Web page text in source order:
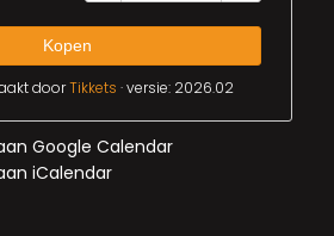
Kopen
doorTikkets · versie: 2026.02
Google Calendar
iCalendar